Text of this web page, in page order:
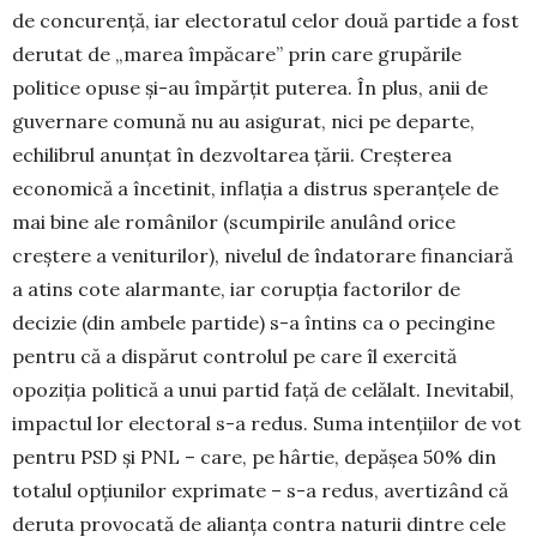
de concurență, iar electoratul celor două partide a fost
derutat de „marea împăcare” prin care grupările
politice opuse și-au împărțit puterea. În plus, anii de
guvernare comună nu au asigurat, nici pe departe,
echilibrul anunțat în dezvoltarea țării. Creșterea
economică a încetinit, inflația a distrus speranțele de
mai bine ale românilor (scumpirile anulând orice
creștere a veniturilor), nivelul de îndatorare financiară
a atins cote alarmante, iar corupția factorilor de
decizie (din ambele partide) s-a întins ca o pecingine
pentru că a dispărut controlul pe care îl exercită
opoziția politică a unui partid față de celălalt. Inevitabil,
impactul lor electoral s-a redus. Suma intențiilor de vot
pentru PSD și PNL – care, pe hârtie, depășea 50% din
totalul opțiunilor exprimate – s-a redus, avertizând că
deruta provocată de alianța contra naturii dintre cele